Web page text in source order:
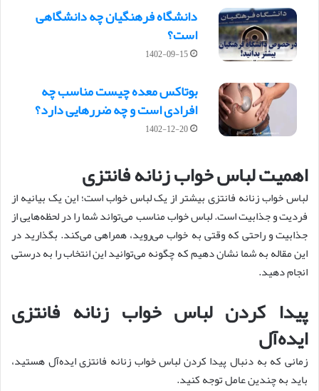
دانشگاه فرهنگیان چه دانشگاهی
است؟
1402-09-15
بوتاکس معده چیست مناسب چه
افرادی است و چه ضررهایی دارد؟
1402-12-20
اهمیت لباس خواب زنانه فانتزی
لباس خواب زنانه فانتزی بیشتر از یک لباس خواب است؛ این یک بیانیه از
فردیت و جذابیت است. لباس خواب مناسب می‌تواند شما را در لحظه‌هایی از
جذابیت و راحتی که وقتی به خواب می‌روید، همراهی می‌کند. بگذارید در
این مقاله به شما نشان دهیم که چگونه می‌توانید این انتخاب را به درستی
انجام دهید.
پیدا کردن لباس خواب زنانه فانتزی
ایده‌آل
زمانی که به دنبال پیدا کردن لباس خواب زنانه فانتزی ایده‌آل هستید،
باید به چندین عامل توجه کنید.